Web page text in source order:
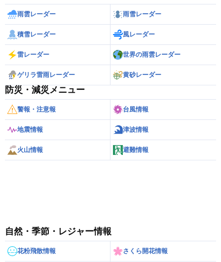
雨雲レーダー 雨雪レーダー
積雪レーダー 風レーダー
雷レーダー 世界の雨雲レーダー
ゲリラ雷雨レーダー 黄砂レーダー
防災・減災メニュー
警報・注意報 台風情報
地震情報 津波情報
火山情報 避難情報
自然・季節・レジャー情報
花粉飛散情報 さくら開花情報